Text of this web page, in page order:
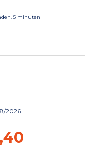
5 minuten
2026